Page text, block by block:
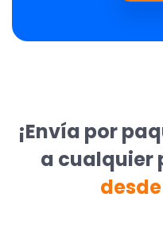
¡Envía por
a cualquier